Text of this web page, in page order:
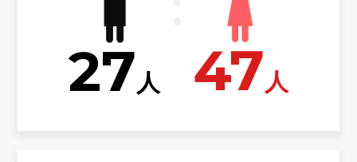
27人 47人